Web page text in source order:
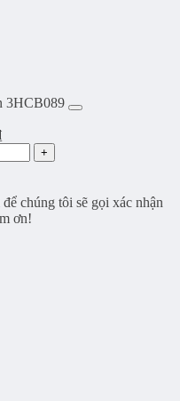
3HCB089
chúng tôi sẽ gọi xác nhận
ơn!